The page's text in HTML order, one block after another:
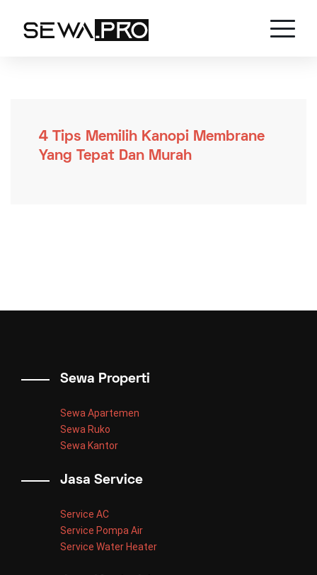
4 Tips Memilih Kanopi Membrane
Yang Tepat Dan Murah
Sewa Properti
Sewa Apartemen
Sewa Ruko
Sewa Kantor
Jasa Service
Service AC
Service Pompa Air
Service Water Heater